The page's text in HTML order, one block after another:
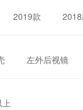
2019款
左外后视镜